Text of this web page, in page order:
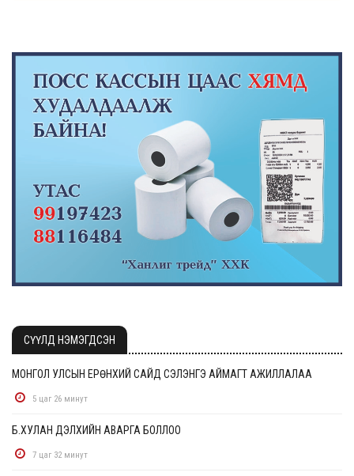
СҮҮЛД НЭМЭГДСЭН
МОНГОЛ УЛСЫН ЕРӨНХИЙ САЙД СЭЛЭНГЭ АЙМАГТ АЖИЛЛАЛАА
5 цаг 26 минут
Б.ХУЛАН ДЭЛХИЙН АВАРГА БОЛЛОО
7 цаг 32 минут